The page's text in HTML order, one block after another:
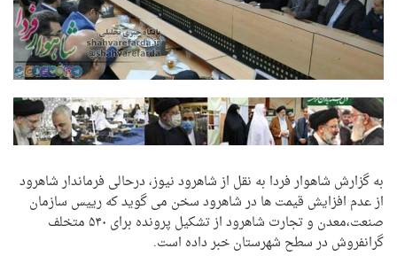
به گزارش شاهوار فردا به نقل از شاهرود نیوز، درحالی فرماندار شاهرود
از عدم افزایش قیمت ها در شاهرود سخن می گوید که رییس سازمان
صنعت،معدن و تجارت شاهرود از تشکیل پرونده برای ۵۴۰ متخلف
گرانفروش در سطح شهرستان خبر داده است.